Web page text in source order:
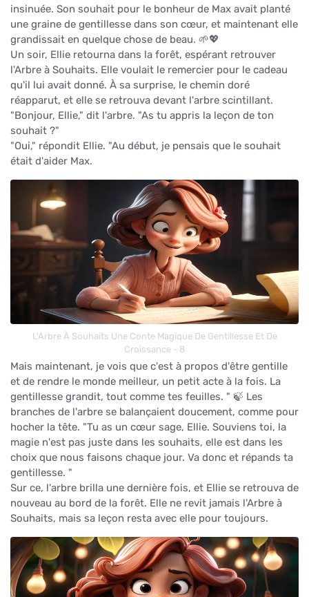
insinuée. Son souhait pour le bonheur de Max avait planté
une graine de gentillesse dans son cœur, et maintenant elle
grandissait en quelque chose de beau. 🌱💖
Un soir, Ellie retourna dans la forêt, espérant retrouver
l'Arbre à Souhaits. Elle voulait le remercier pour le cadeau
qu'il lui avait donné. À sa surprise, le chemin doré
réapparut, et elle se retrouva devant l'arbre scintillant.
"Bonjour, Ellie," dit l'arbre. "As tu appris la leçon de ton
souhait ?"
"Oui," répondit Ellie. "Au début, je pensais que le souhait
était d'aider Max.
L'Arbre À Souhaits Une Conte Magique De Gentillesse Et De
Croissance - 8
Mais maintenant, je vois que c'est à propos d'être gentille
et de rendre le monde meilleur, un petit acte à la fois. La
gentillesse grandit, tout comme tes feuilles. " 🍃 Les
branches de l'arbre se balançaient doucement, comme pour
hocher la tête. "Tu as un cœur sage, Ellie. Souviens toi, la
magie n'est pas juste dans les souhaits, elle est dans les
choix que nous faisons chaque jour. Va donc et répands ta
gentillesse. "
Sur ce, l'arbre brilla une dernière fois, et Ellie se retrouva de
nouveau au bord de la forêt. Elle ne revit jamais l'Arbre à
Souhaits, mais sa leçon resta avec elle pour toujours.